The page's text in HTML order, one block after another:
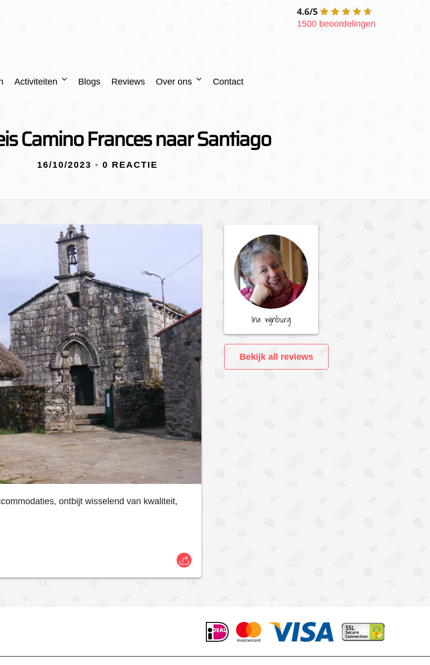
4.6/5
1500 beoordelingen
Activiteiten Blogs Reviews Over ons Contact
Camino Frances naar Santiago
16/10/2023 • 0 REACTIE
ontbijt wisselend van kwaliteit,
Ina wijnburg
Bekijk all reviews